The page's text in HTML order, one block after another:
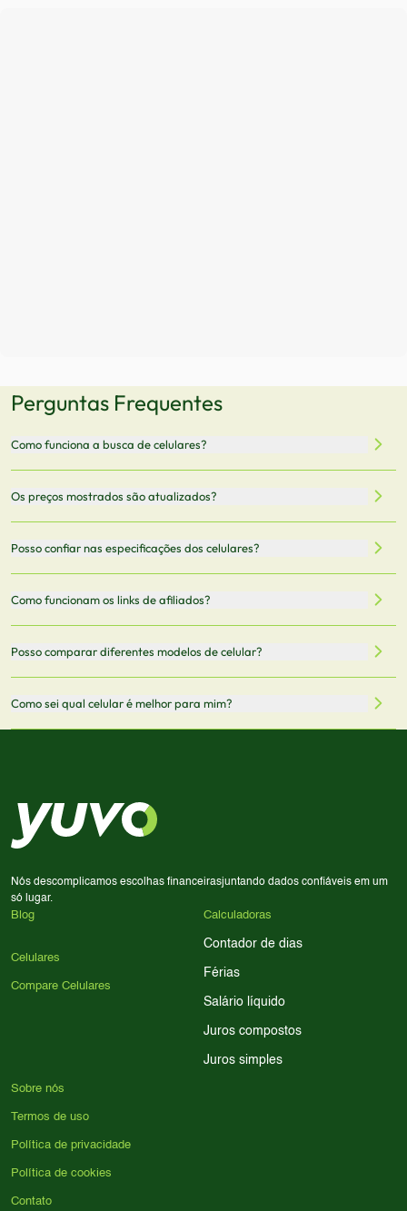
Perguntas Frequentes
Como funciona a busca de celulares?
armazenamento, memória RAM, bateria e conectividade
5G.
Os preços mostrados são atualizados?
vendedor antes de finalizar sua compra.
Posso confiar nas especificações dos celulares?
informações mais recentes de cada modelo.
Como funcionam os links de afiliados?
comissão sem custo adicional para você.
Posso comparar diferentes modelos de celular?
Sim! Você pode selecionar até 3 celulares para comparar
Como sei qual celular é melhor para mim?
processador e bateria são essenciais. Use nossos filtros
para encontrar o celular ideal.
Nós descomplicamos escolhas financeirasjuntando dados confiáveis em um
só lugar.
Blog
Celulares
Compare Celulares
Calculadoras
Contador de dias
Férias
Salário líquido
Juros compostos
Juros simples
Sobre nós
Termos de uso
Política de privacidade
Política de cookies
Contato